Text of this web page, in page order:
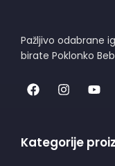
Pažljivo odabrane
birate Poklonko
Kategorije